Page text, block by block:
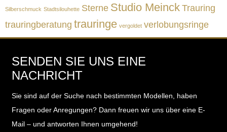
Silberschmuck Stadtsilouhette Sterne Studio Meinck Trauring
trauringberatung trauringe vergoldet verlobungsringe
SENDEN SIE UNS EINE
NACHRICHT
Sie sind auf der Suche nach bestimmten Modellen, haben
Fragen oder Anregungen? Dann freuen wir uns über eine E-
Mail – und antworten Ihnen umgehend!